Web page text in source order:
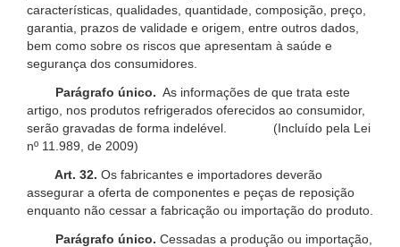
características, qualidades, quantidade, composição, preço,
garantia, prazos de validade e origem, entre outros dados,
bem como sobre os riscos que apresentam à saúde e
segurança dos consumidores.
Parágrafo único. As informações de que trata este
artigo, nos produtos refrigerados oferecidos ao consumidor,
serão gravadas de forma indelével. (Incluído pela Lei
nº 11.989, de 2009)
Art. 32. Os fabricantes e importadores deverão
assegurar a oferta de componentes e peças de reposição
enquanto não cessar a fabricação ou importação do produto.
Parágrafo único. Cessadas a produção ou importação,